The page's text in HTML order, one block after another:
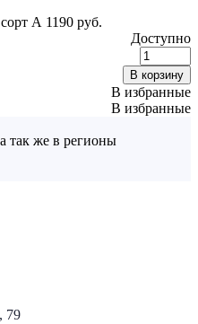
А 1190 руб.
Доступно
В корзину
В избранные
В избранные
так же в регионы
79